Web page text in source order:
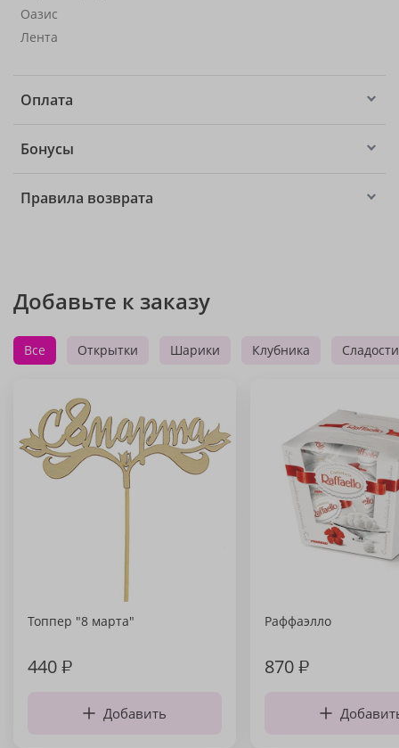
Оазис
Лента
Оплата
Бонусы
Правила возврата
Добавьте к заказу
Все Открытки Шарики Клубника Сладости
Топпер "8 марта"
440₽
Добавить
Раффаэлло
870₽